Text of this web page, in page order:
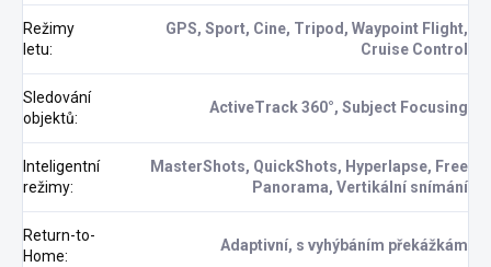
Režimy
letu:
GPS, Sport, Cine, Tripod, Waypoint Flight,
Cruise Control
Sledování
objektů:
ActiveTrack 360°, Subject Focusing
Inteligentní
režimy:
MasterShots, QuickShots, Hyperlapse, Free
Panorama, Vertikální snímání
Return-to-
Home:
Adaptivní, s vyhýbáním překážkám